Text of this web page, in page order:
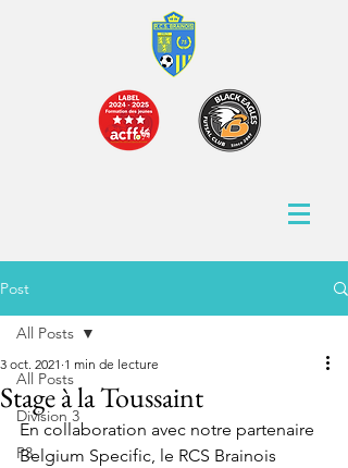
Post
All Posts
Division 3
P3
All Posts
Stage à la Toussaint
3 oct. 2021 1 min de lecture
En collaboration avec notre partenaire
Belgium Specific, le RCS Brainois